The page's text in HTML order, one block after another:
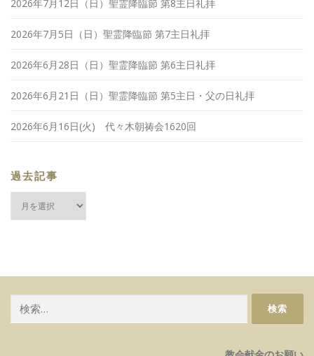
2026年7月12日（日）聖霊降臨節 第8主日礼拝
2026年7月5日（日）聖霊降臨節 第7主日礼拝
2026年6月28日（日）聖霊降臨節 第6主日礼拝
2026年6月21日（日）聖霊降臨節 第5主日・父の日礼拝
2026年6月16日(火) 代々木朝祷会1620回
過去記事
索: